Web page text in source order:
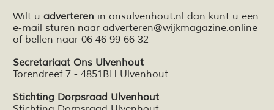
Wilt u adverteren in onsulvenhout.nl dan kunt u een
e-mail sturen naar adverteren@wijkmagazine.online
of bellen naar 06 46 99 66 32
Secretariaat Ons Ulvenhout
Torendreef 7 - 4851BH Ulvenhout
Stichting Dorpsraad Ulvenhout